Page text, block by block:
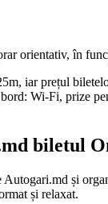
orientativ, în
iar prețul
Wi-Fi, prize
biletul
și
și relaxat.